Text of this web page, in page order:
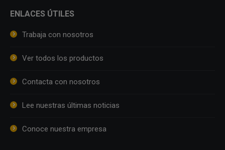
ENLACES ÚTILES
Trabaja con nosotros
Ver todos los productos
Contacta con nosotros
Lee nuestras últimas noticias
Conoce nuestra empresa